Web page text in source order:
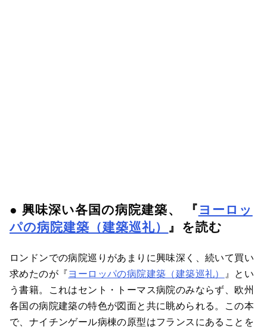
● 興味深い各国の病院建築、 『ヨーロッ
パの病院建築（建築巡礼） 』を読む
ロンドンでの病院巡りがあまりに興味深く、続いて買い
求めたのが『ヨーロッパの病院建築（建築巡礼） 』とい
う書籍。これはセント・トーマス病院のみならず、欧州
各国の病院建築の特色が図面と共に眺められる。この本
で、ナイチンゲール病棟の原型はフランスにあることを